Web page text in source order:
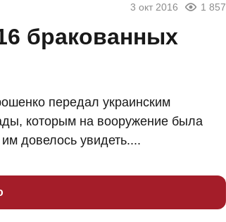
3 окт 2016 1 857
бракованных
передал украинским
которым на вооружение была
довелось увидеть....